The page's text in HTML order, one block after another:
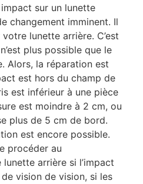
sur un lunette
changement imminent. Il
lunette arrière. C’est
plus possible que le
Alors, la réparation est
est hors du champ de
est inférieur à une pièce
est moindre à 2 cm, ou
plus de 5 cm de bord.
est encore possible.
procéder au
arrière si l’impact
vision de vision, si les